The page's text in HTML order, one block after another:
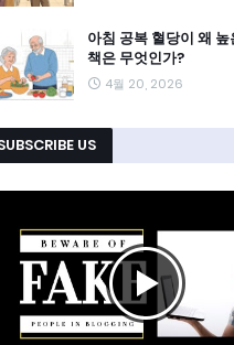
아침 공복 혈당이 왜
책은 무엇인가?
4월 20, 2026
US